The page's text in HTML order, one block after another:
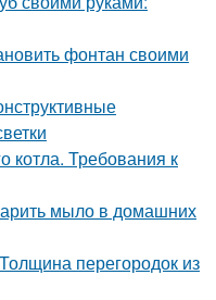
фонтан своими
котла. Требования к
мыло в домашних
перегородок из